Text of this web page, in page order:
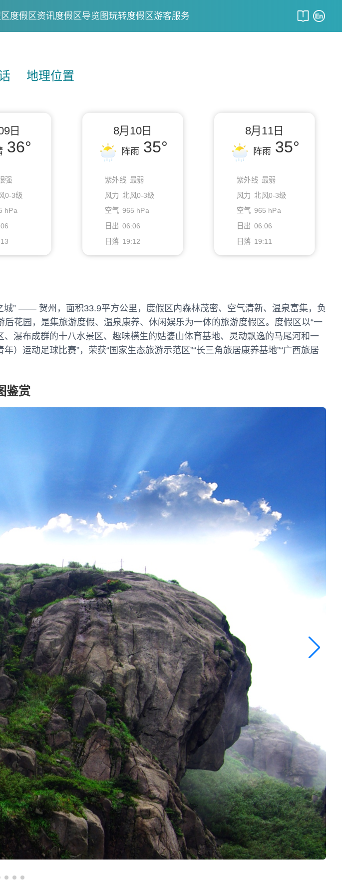
度假区资讯度假区导览图玩转度假区游客服务
地理位置
日
36°
强
0-3级
hPa
8月10日
阵雨 35°
紫外线 最弱
风力 北风0-3级
空气 965 hPa
日出 06:06
日落 19:12
8月11日
阵雨 35°
紫外线 最弱
风力 北风0-3级
空气 965 hPa
日出 06:06
日落 19:11
城” —— 贺州，面积33.9平方公里，度假区内森林茂密、空气清新、温泉富集，负
花园，是集旅游度假、温泉康养、休闲娱乐为一体的旅游度假区。度假区以“一
瀑布成群的十八水景区、趣味横生的姑婆山体育基地、灵动飘逸的马尾河和一
运动足球比赛”，荣获“国家生态旅游示范区”“长三角旅居康养基地”“广西旅居
鉴赏